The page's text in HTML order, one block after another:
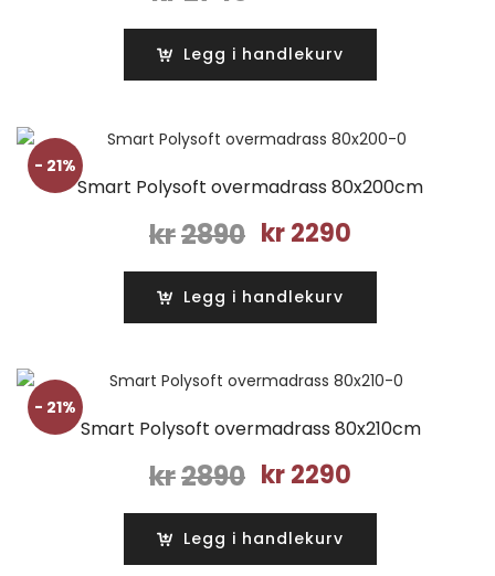
var:
kr2740. kr2190.
Legg i handlekurv
- 21%
Smart Polysoft overmadrass 80x200cm
kr2890 Opprinnelig
var:
kr2890.
kr2290
kr2290.
Legg i handlekurv
- 21%
Smart Polysoft overmadrass 80x210cm
kr2890 Opprinnelig
var:
kr2890.
kr2290
kr2290.
Legg i handlekurv